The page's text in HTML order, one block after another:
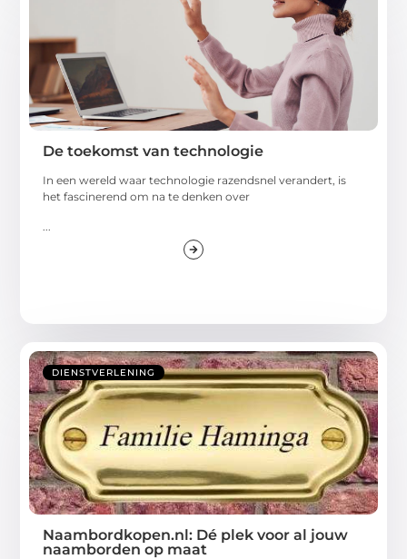
De toekomst van technologie
In een wereld waar technologie razendsnel verandert, is
het fascinerend om na te denken over
DIENSTVERLENING
Naambordkopen.nl: Dé plek voor al jouw
naamborden op maat